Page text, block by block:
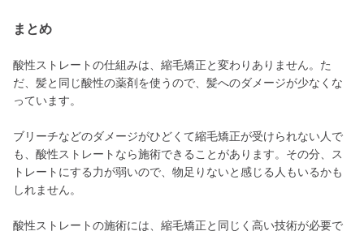
まとめ
酸性ストレートの仕組みは、縮毛矯正と変わりありません。た
だ、髪と同じ酸性の薬剤を使うので、髪へのダメージが少なくな
っています。
ブリーチなどのダメージがひどくて縮毛矯正が受けられない人で
も、酸性ストレートなら施術できることがあります。その分、ス
トレートにする力が弱いので、物足りないと感じる人もいるかも
しれません。
酸性ストレートの施術には、縮毛矯正と同じく高い技術が必要で